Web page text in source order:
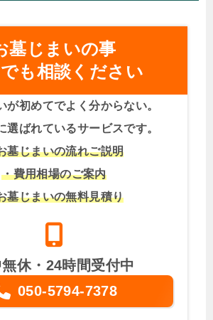
墓じまいの事
も相談ください
が初めてでよく分からない。
選ばれているサービスです。
墓じまいの流れご説明
・費用相場のご案内
墓じまいの無料見積り
休・24時間受付中
050-5794-7378